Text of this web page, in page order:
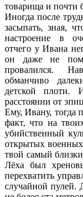
товарища и почти
Иногда после
засыпать, зная,
настроение в
отчего у Ивана
он даже не
провалился.
обманчиво
детской плоти.
расстоянии от
Ему, Ивану, тогда
факт, что на
убийственный
открытых военных
твой самый
Лёха был
перехватить
случайной пулей.